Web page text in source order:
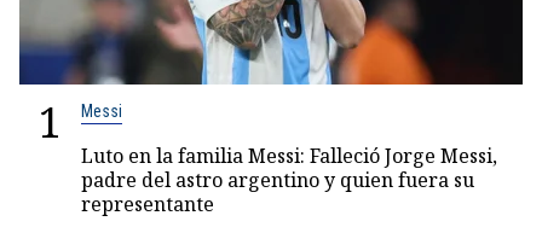
1 Messi
Luto en la familia Messi: Falleció Jorge Messi,
padre del astro argentino y quien fuera su
representante